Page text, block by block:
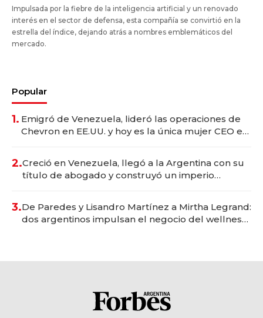
Impulsada por la fiebre de la inteligencia artificial y un renovado
interés en el sector de defensa, esta compañía se convirtió en la
estrella del índice, dejando atrás a nombres emblemáticos del
mercado.
Popular
1. Emigró de Venezuela, lideró las operaciones de
Chevron en EE.UU. y hoy es la única mujer CEO en
2.Creció en Venezuela, llegó a la Argentina con su
título de abogado y construyó un imperio
3.De Paredes y Lisandro Martínez a Mirtha Legrand:
dos argentinos impulsan el negocio del wellness